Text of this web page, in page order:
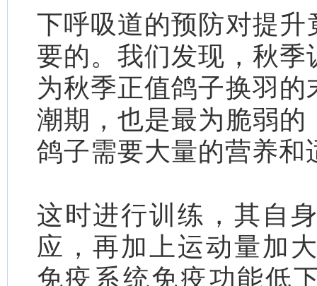
下呼吸道的预防对提
要的。我们发现，秋
为秋季正值鸽子换羽
潮期，也是最为脆弱
鸽子需要大量的营养
这时进行训练，其自
应，再加上运动量加
免疫系统免疫功能低